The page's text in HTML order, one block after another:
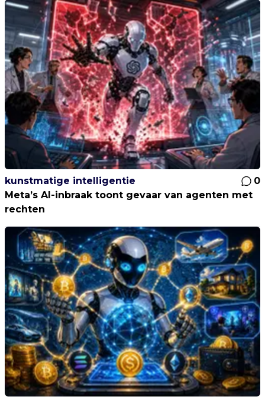
kunstmatige intelligentie
0
Meta’s AI-inbraak toont gevaar van agenten met
rechten